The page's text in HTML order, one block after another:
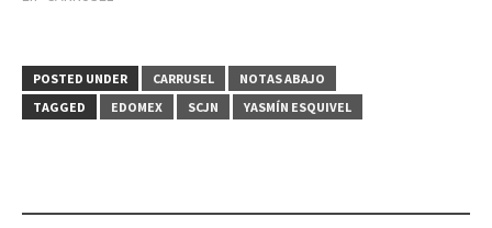
POSTED UNDER CARRUSEL
NOTAS ABAJO
TAGGED
EDOMEX SCJN YASMÍN ESQUIVEL